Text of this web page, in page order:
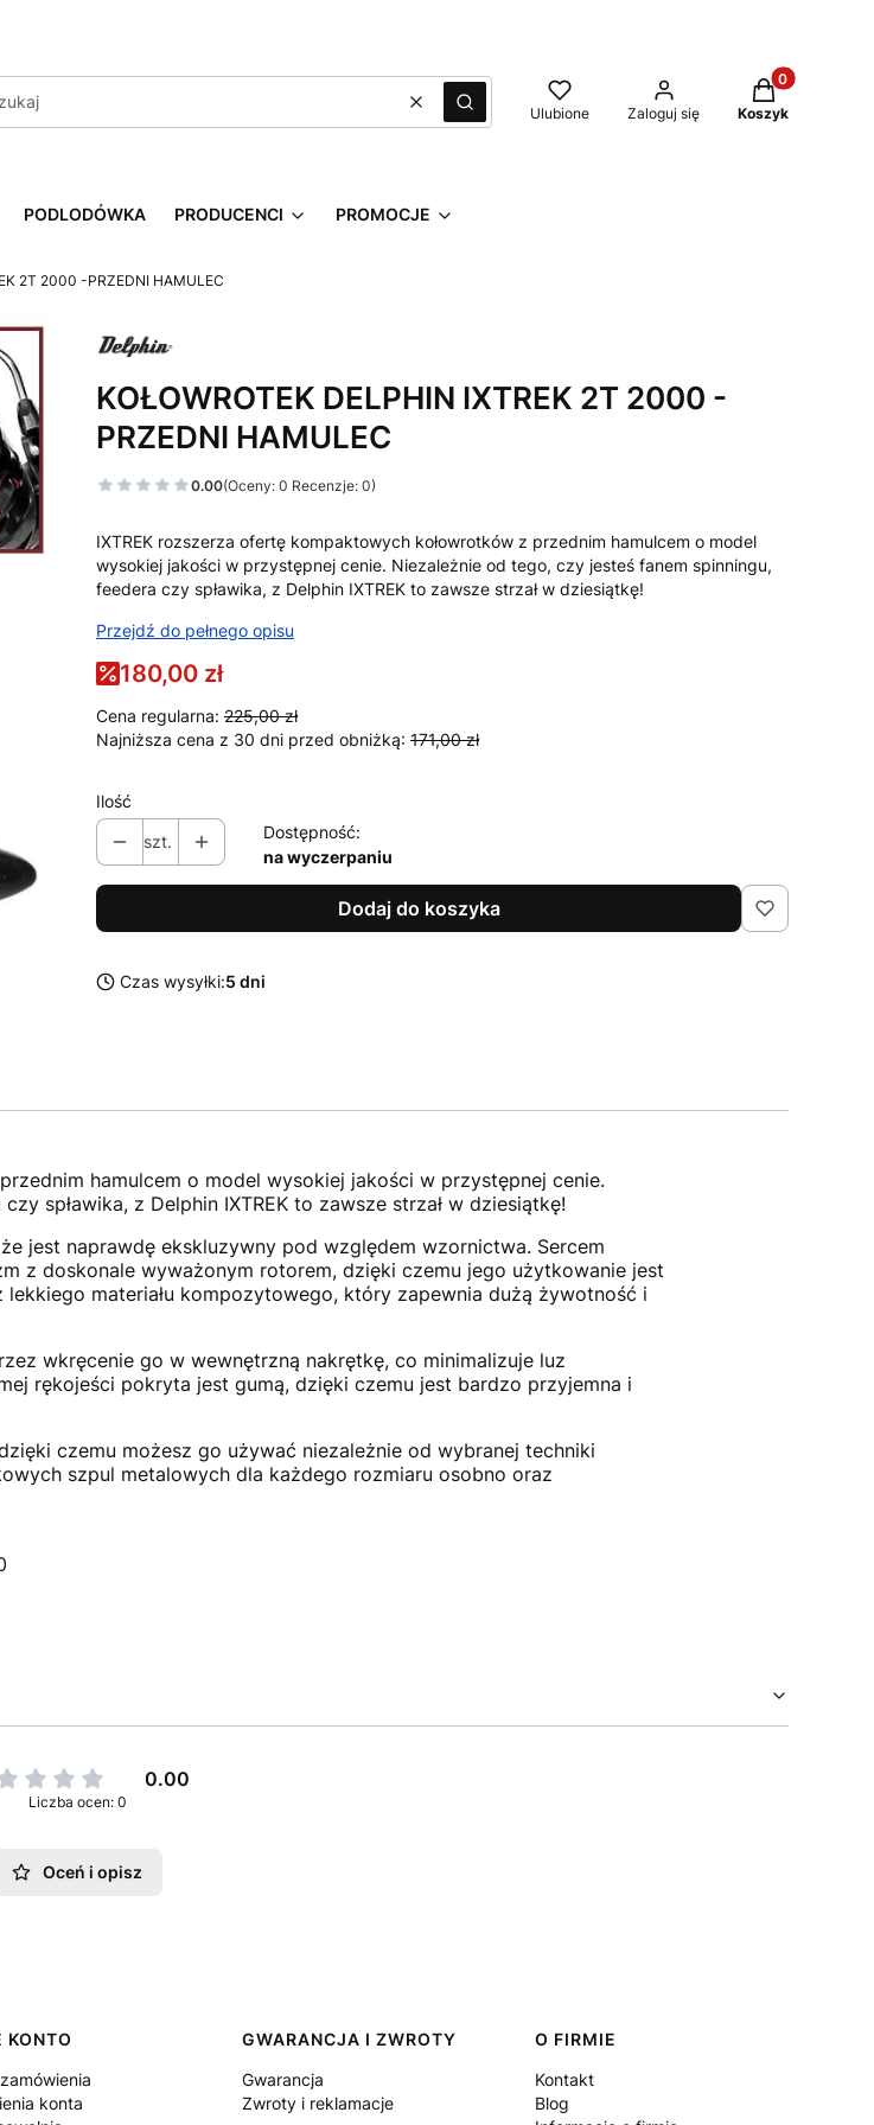
WyczyśćSzukaj Ulubione Zaloguj się
Produkty w
Koszyk
PODLODÓWKA PRODUCENCI PROMOCJE
2T 2000 -PRZEDNI HAMULEC
KOŁOWROTEK DELPHIN IXTREK 2T 2000 -
PRZEDNI HAMULEC
0.00(Oceny: 0 Recenzje: 0)
IXTREK rozszerza ofertę kompaktowych kołowrotków z przednim hamulcem o model
wysokiej jakości w przystępnej cenie. Niezależnie od tego, czy jesteś fanem spinningu,
feedera czy spławika, z Delphin IXTREK to zawsze strzał w dziesiątkę!
Przejdź do pełnego opisu
180,00 zł
Cena regularna: 225,00 zł
Najniższa cena z 30 dni przed obniżką: 171,00 zł
Ilość
szt.
Dostępność:
na wyczerpaniu
Dodaj do koszyka
Czas wysyłki:5 dni
hamulcem o model wysokiej jakości w przystępnej cenie.
spławika, z Delphin IXTREK to zawsze strzał w dziesiątkę!
jest naprawdę ekskluzywny pod względem wzornictwa. Sercem
z doskonale wyważonym rotorem, dzięki czemu jego użytkowanie jest
materiału kompozytowego, który zapewnia dużą żywotność i
wkręcenie go w wewnętrzną nakrętkę, co minimalizuje luz
rękojeści pokryta jest gumą, dzięki czemu jest bardzo przyjemna i
czemu możesz go używać niezależnie od wybranej techniki
szpul metalowych dla każdego rozmiaru osobno oraz
0.00
Liczba ocen: 0
Oceń i opisz
KONTO
konta
GWARANCJA I ZWROTY
Gwarancja
Zwroty i reklamacje
O FIRMIE
Kontakt
Blog